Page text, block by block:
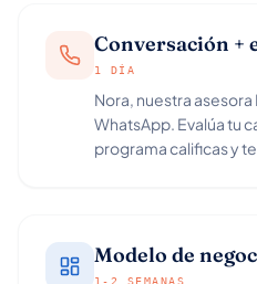
Conversación +
1 DÍA
Nora, nuestra
WhatsApp. Evalúa tu
programa calificas y
Modelo de
1-2 SEMANAS